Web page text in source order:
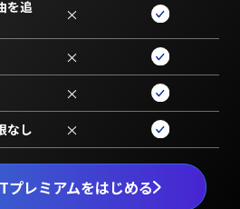
プレミアムをはじめる
を追
×
×
×
なし ×